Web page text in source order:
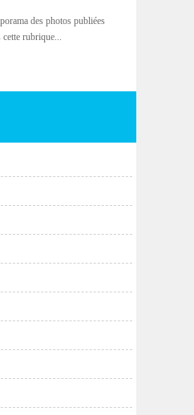
des photos publiées
cette rubrique...